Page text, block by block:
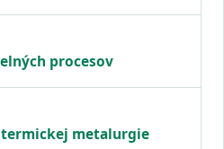
procesov
metalurgie